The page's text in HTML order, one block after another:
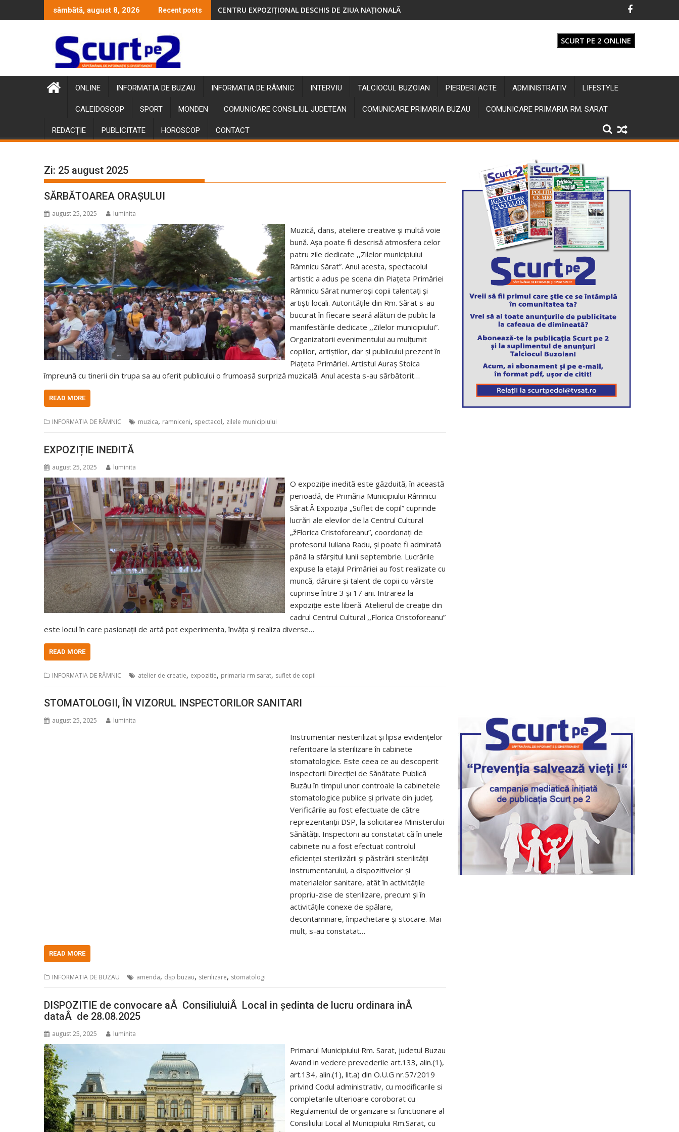
to
sâmbătă, august 8, 2026 Recent posts CENTRU EXPOZIȚIONAL DESCHIS DE ZIUA NAȚIONALĂ
SCURT PE 2 ONLINE
ONLINE INFORMATIA DE BUZAU INFORMATIA DE RÂMNIC INTERVIU TALCIOCUL BUZOIAN PIERDERI ACTE ADMINISTRATIV LIFESTYLE
CALEIDOSCOP SPORT MONDEN COMUNICARE CONSILIUL JUDETEAN COMUNICARE PRIMARIA BUZAU COMUNICARE PRIMARIA RM. SARAT
REDACȚIE PUBLICITATE HOROSCOP CONTACT
Zi: 25 august 2025
SĂRBĂTOAREA ORAȘULUI
august 25, 2025 luminita
Muzică, dans, ateliere creative și multă voie
bună. Așa poate fi descrisă atmosfera celor
patru zile dedicate ,,Zilelor municipiului
Râmnicu Sărat”. Anul acesta, spectacolul
artistic a adus pe scena din Piațeta Primăriei
Râmnicu Sărat numeroși copii talentați și
artiști locali. Autoritățile din Rm. Sărat s-au
bucurat în fiecare seară alături de public la
manifestările dedicate ,,Zilelor municipiului”.
Organizatorii evenimentului au mulțumit
copiilor, artiștilor, dar și publicului prezent în
Piațeta Primăriei. Artistul Auraș Stoica
împreună cu tinerii din trupa sa au oferit publicului o frumoasă surpriză muzicală. Anul acesta s-au sărbătorit…
READ MORE
INFORMATIA DE RÂMNIC muzica, ramniceni, spectacol, zilele municipiului
EXPOZIȚIE INEDITĂ
august 25, 2025 luminita
O expoziție inedită este găzduită, în această
perioadă, de Primăria Municipiului Râmnicu
Sărat.Â Expoziția „Suflet de copil” cuprinde
lucrări ale elevilor de la Centrul Cultural
„žFlorica Cristoforeanu”, coordonați de
profesorul Iuliana Radu, și poate fi admirată
până la sfârșitul lunii septembrie. Lucrările
expuse la etajul Primăriei au fost realizate cu
muncă, dăruire și talent de copii cu vârste
cuprinse între 3 și 17 ani. Intrarea la
expoziție este liberă. Atelierul de creație din
cadrul Centrul Cultural ,,Florica Cristoforeanu”
este locul în care pasionații de artă pot experimenta, învăța și realiza diverse…
READ MORE
INFORMATIA DE RÂMNIC atelier de creatie, expozitie, primaria rm sarat, suflet de copil
STOMATOLOGII, ÎN VIZORUL INSPECTORILOR SANITARI
august 25, 2025 luminita
Instrumentar nesterilizat și lipsa evidențelor
referitoare la sterilizare în cabinete
stomatologice. Este ceea ce au descoperit
inspectorii Direcției de Sănătate Publică
Buzău în timpul unor controale la cabinetele
stomatologice publice și private din județ.
Verificările au fost efectuate de către
reprezentanții DSP, la solicitarea Ministerului
Sănătății. Inspectorii au constatat că în unele
cabinete nu a fost efectuat controlul
eficienței sterilizării și păstrării sterilității
instrumentarului, a dispozitivelor și
materialelor sanitare, atât în activitățile
propriu-zise de sterilizare, precum și în
activitățile conexe de spălare,
decontaminare, împachetare și stocare. Mai
mult, s-au constatat…
READ MORE
INFORMATIA DE BUZAU amenda, dsp buzau, sterilizare, stomatologi
DISPOZITIE de convocare aÂ ConsiliuluiÂ Local in ședinta de lucru ordinara inÂ
dataÂ de 28.08.2025
august 25, 2025 luminita
Primarul Municipiului Rm. Sarat, judetul Buzau
Avand in vedere prevederile art.133, alin.(1),
art.134, alin.(1), lit.a) din O.U.G nr.57/2019
privind Codul administrativ, cu modificarile si
completarile ulterioare coroborat cu
Regulamentul de organizare si functionare al
Consiliului Local al Municipiului Rm.Sarat, cu